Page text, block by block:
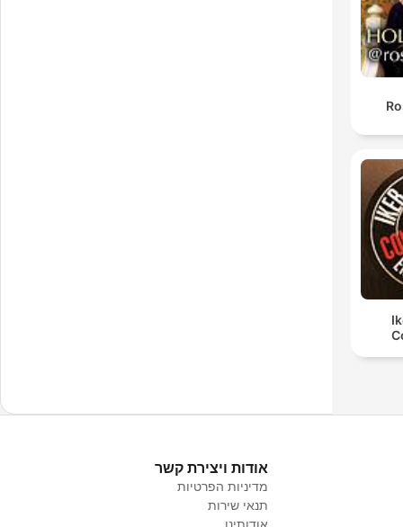
אודות ויצירת קשר
מדיניות הפרטיות
תנאי שירות
אודותינו